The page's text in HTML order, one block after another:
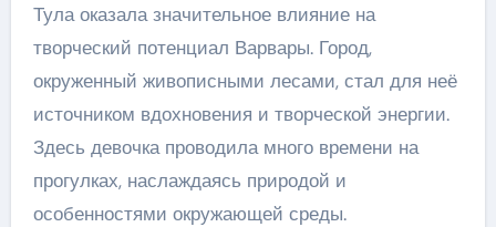
Тула оказала значительное влияние на
творческий потенциал Варвары. Город,
окруженный живописными лесами, стал для неё
источником вдохновения и творческой энергии.
Здесь девочка проводила много времени на
прогулках, наслаждаясь природой и
особенностями окружающей среды.